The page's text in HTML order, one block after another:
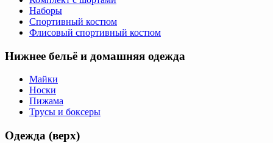
Наборы
Спортивный костюм
Флисовый спортивный костюм
Нижнее бельё и домашняя одежда
Майки
Носки
Пижама
Трусы и боксеры
Одежда (верх)